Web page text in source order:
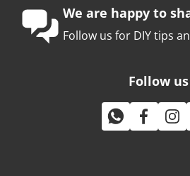
We are happy to
Follow us for DIY tips
Follow us